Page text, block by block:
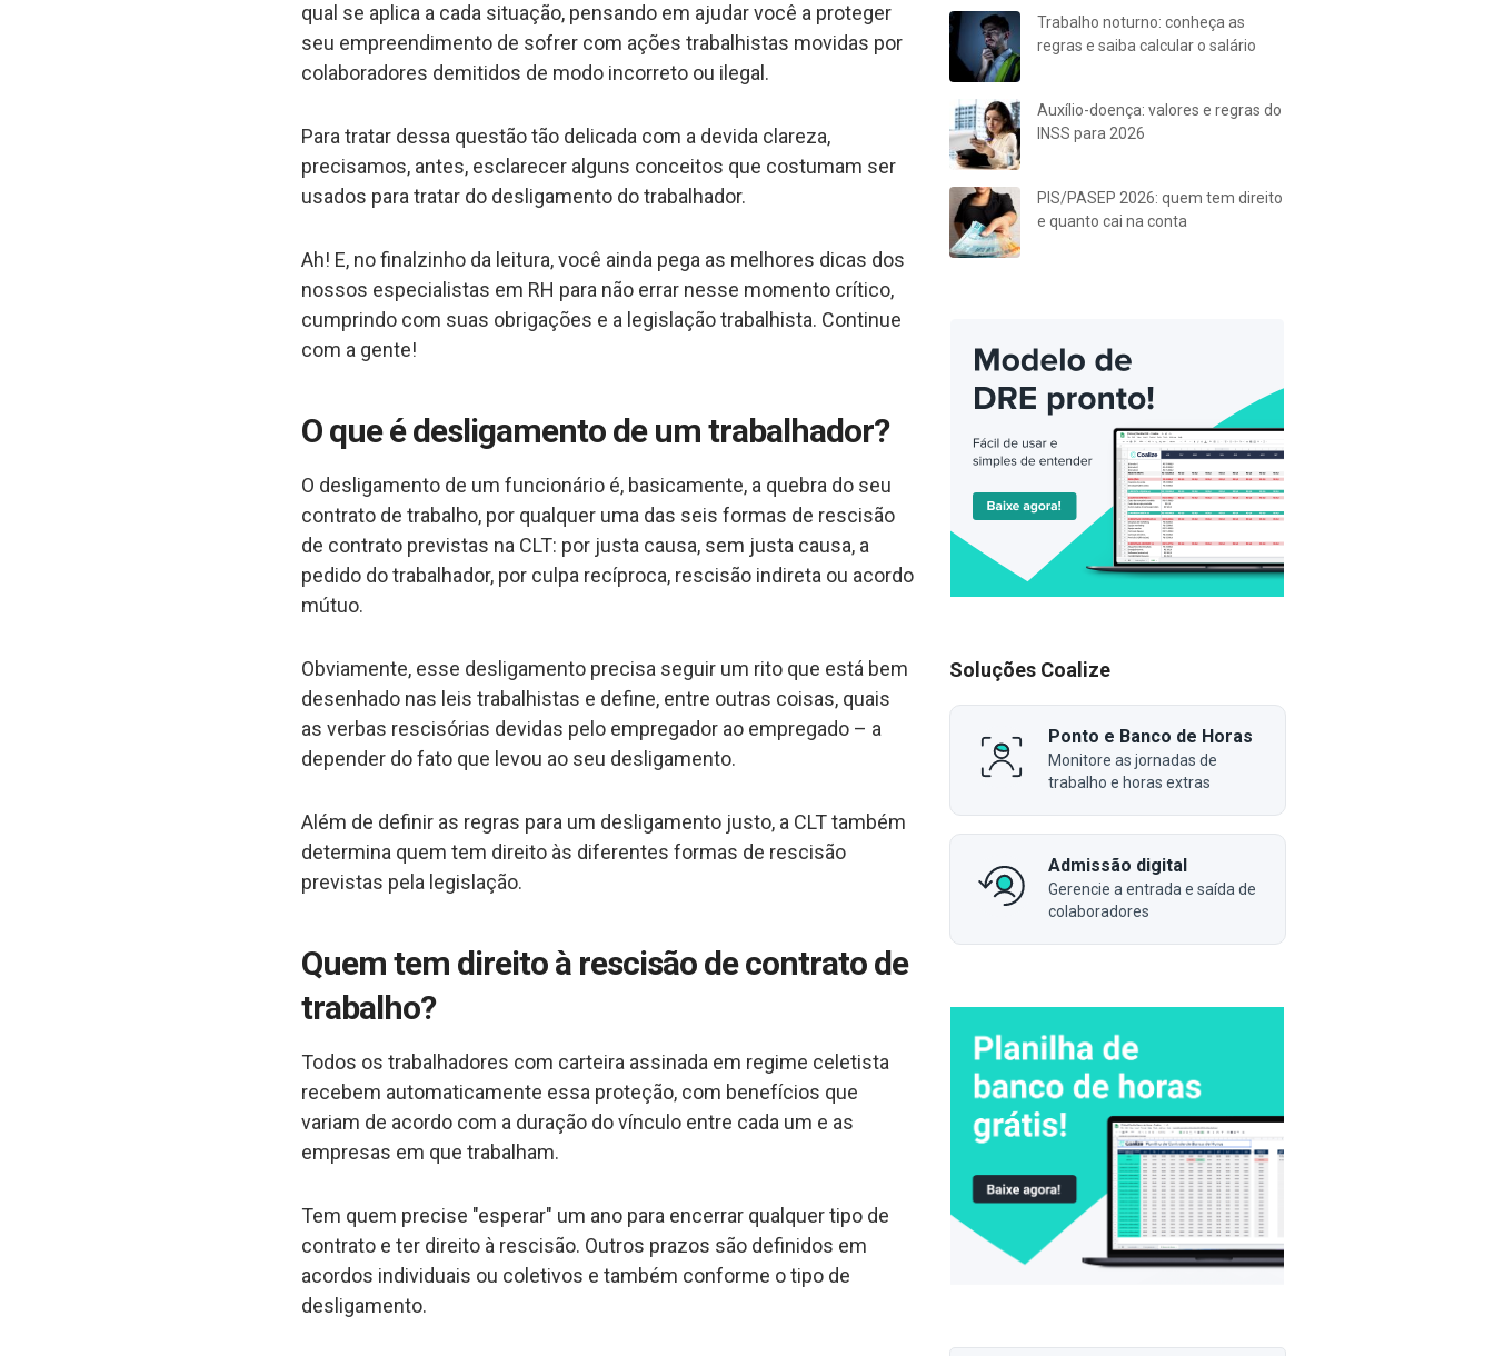
qual se aplica a cada situação, pensando em ajudar você a proteger
seu empreendimento de sofrer com ações trabalhistas movidas por
colaboradores demitidos de modo incorreto ou ilegal.
Para tratar dessa questão tão delicada com a devida clareza,
precisamos, antes, esclarecer alguns conceitos que costumam ser
usados para tratar do desligamento do trabalhador.
Ah! E, no finalzinho da leitura, você ainda pega as melhores dicas dos
nossos especialistas em RH para não errar nesse momento crítico,
cumprindo com suas obrigações e a legislação trabalhista. Continue
com a gente!
O que é desligamento de um trabalhador?
O desligamento de um funcionário é, basicamente, a quebra do seu
contrato de trabalho, por qualquer uma das seis formas de rescisão
de contrato previstas na CLT: por justa causa, sem justa causa, a
pedido do trabalhador, por culpa recíproca, rescisão indireta ou acordo
mútuo.
Obviamente, esse desligamento precisa seguir um rito que está bem
desenhado nas leis trabalhistas e define, entre outras coisas, quais
as verbas rescisórias devidas pelo empregador ao empregado – a
depender do fato que levou ao seu desligamento.
Além de definir as regras para um desligamento justo, a CLT também
determina quem tem direito às diferentes formas de rescisão
previstas pela legislação.
Quem tem direito à rescisão de contrato de
trabalho?
Todos os trabalhadores com carteira assinada em regime celetista
recebem automaticamente essa proteção, com benefícios que
variam de acordo com a duração do vínculo entre cada um e as
empresas em que trabalham.
Tem quem precise "esperar" um ano para encerrar qualquer tipo de
contrato e ter direito à rescisão. Outros prazos são definidos em
acordos individuais ou coletivos e também conforme o tipo de
desligamento.
Trabalho noturno: conheça as
regras e saiba calcular o salário
Auxílio-doença: valores e regras do
INSS para 2026
PIS/PASEP 2026: quem tem direito
e quanto cai na conta
Soluções Coalize
Ponto e Banco de Horas
Monitore as jornadas de
trabalho e horas extras
Admissão digital
Gerencie a entrada e saída de
colaboradores